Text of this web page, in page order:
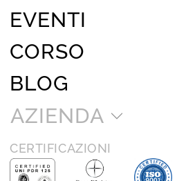
EVENTI
CORSO
BLOG
AZIENDA
CERTIFICAZIONI